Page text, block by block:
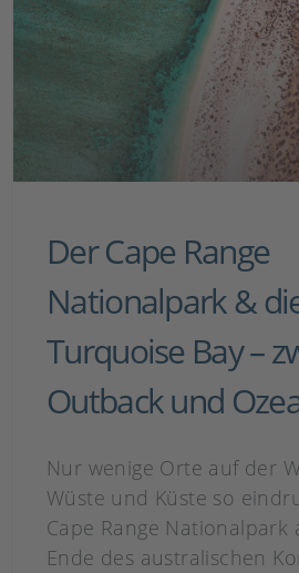
Der Cape Range
Nationalpark &
Turquoise Bay –
Outback und
Nur wenige Orte auf der
Wüste und Küste so
Cape Range Nationalpark
Ende des australischen